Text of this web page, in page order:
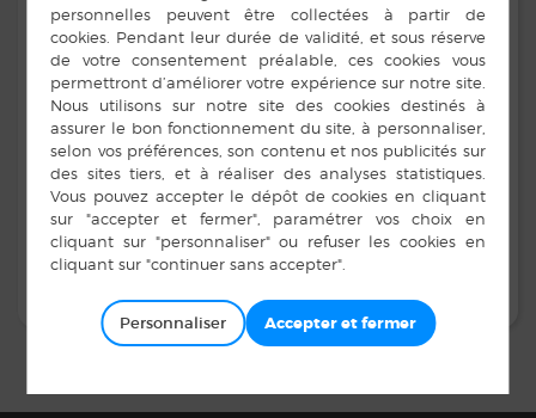
Pour plus d’informations, cliquez ici
Personnaliser